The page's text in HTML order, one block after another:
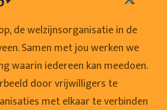
de welzijnsorganisatie in de
Samen met jou werken we
waarin iedereen kan meedoen.
door vrijwilligers te
met elkaar te verbinden